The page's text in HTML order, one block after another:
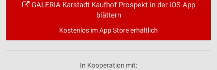
GALERIA Karstadt Kaufhof Prospekt in der iOS App
blättern
Kostenlos im App Store erhältlich
In Kooperation mit: